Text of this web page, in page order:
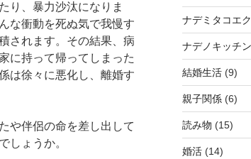
り、暴力沙汰になりま
な衝動を死ぬ気で我慢す
されます。その結果、病
に持って帰ってしまった
は徐々に悪化し、離婚す
や伴侶の命を差し出して
しょうか。
ナデミタコエ
ナデノキッチン
結婚生活(9)
親子関係(6)
読み物 (15)
婚活(14)